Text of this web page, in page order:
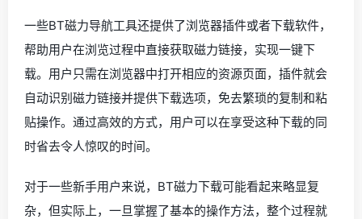
一些BT磁力导航工具还提供了浏览器插件或者下载软件，
帮助用户在浏览过程中直接获取磁力链接，实现一键下
载。用户只需在浏览器中打开相应的资源页面，插件就会
自动识别磁力链接并提供下载选项，免去繁琐的复制和粘
贴操作。通过高效的方式，用户可以在享受这种下载的同
时省去令人惊叹的时间。
对于一些新手用户来说，BT磁力下载可能看起来略显复
杂，但实际上，一旦掌握了基本的操作方法，整个过程就